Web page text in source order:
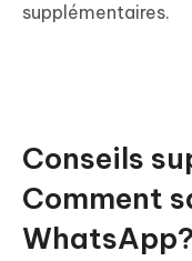
supplémentaires.
Conseils
Comment
WhatsApp?